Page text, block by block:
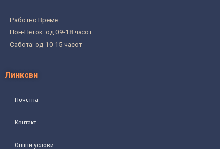
Работно Време:
Пон-Петок: од 09-18 часот
Сабота: од 10-15 часот
Линкови
Почетна
Контакт
Општи услови